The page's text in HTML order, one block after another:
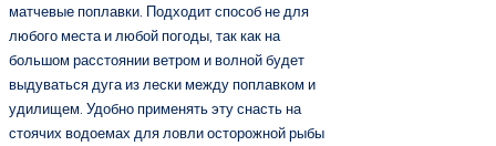
матчевые поплавки. Подходит способ не для
любого места и любой погоды, так как на
большом расстоянии ветром и волной будет
выдуваться дуга из лески между поплавком и
удилищем. Удобно применять эту снасть на
стоячих водоемах для ловли осторожной рыбы